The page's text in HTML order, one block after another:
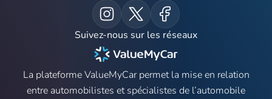
Suivez-nous sur les réseaux
La plateforme ValueMyCar permet la mise en relation
entre automobilistes et spécialistes de l’automobile